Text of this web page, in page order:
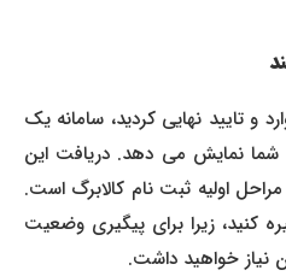
و تایید نهایی کردید، سامانه یک
نمایش می دهد. دریافت این
اولیه ثبت نام کالابرگ است.
زیرا برای پیگیری وضعیت
خواهید داشت.